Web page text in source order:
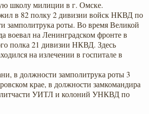
школу милиции в г. Омске.
в 82 полку 2 дивизии войск НКВД по
замполитрука роты. Во время Великой
воевал на Ленинградском фронте в
полка 21 дивизии НКВД. Здесь
на излечении в госпитале в
в должности замполитрука роты 3
крае, в должности замкомандира
УИТЛ и колоний УНКВД по